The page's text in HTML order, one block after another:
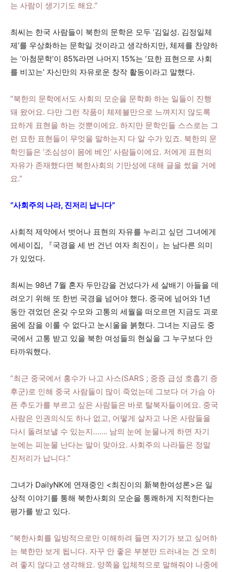
는 사람이 생기기도 해요.”
최씨는 한국 사람들이 북한의 문학은 모두 ‘김일성․ 김정일체
제’를 우상화하는 문학일 것이라고 생각하지만, 체제를 찬양하
는 ‘아첨문학’이 85%라면 나머지 15%는 ‘묘한 표현으로 사회
를 비꼬는’ 자신만의 자유로운 창작 활동이라고 말했다.
“북한의 문학에서도 사회의 모순을 문학화 하는 일들이 진행
돼 왔어요. 다만 그런 작품이 체제불만으로 느껴지지 않도록
묘하게 표현을 하는 것뿐이에요. 하지만 문학인들 스스로는 그
런 묘한 표현들이 무엇을 말하는지 다 알 수가 있죠. 북한의 문
학인들은 ‘조심성이 몸에 베인’ 사람들이에요. 저에게 표현의
자유가 존재했다면 북한사회의 기만성에 대해 글을 썼을 거에
요.”
“사회주의 나라, 진저리 납니다”
사회적 제약에서 벗어나 표현의 자유를 누리고 싶던 그녀에게
에세이집, 『국경을 세 번 건넌 여자 최진이』는 남다른 의미
가 있었다.
최씨는 98년 7월 혼자 두만강을 건넜다가 세 살배기 아들을 데
려오기 위해 또 한번 국경을 넘어야 했다. 중국에 넘어와 1년
동안 겪었던 온갖 수모와 고통의 세월을 떠오르면 지금도 괴로
움에 잠을 이룰 수 없다고 눈시울을 붉혔다. 그녀는 지금도 중
국에서 고통 받고 있을 북한 여성들의 현실을 그 누구보다 안
타까워했다.
“최근 중국에서 홍수가 나고 사스(SARS ; 중증 급성 호흡기 증
후군)로 인해 중국 사람들이 많이 죽었는데 그보다 더 가슴 아
픈 추도가를 부르고 싶은 사람들은 바로 탈북자들이에요. 중국
사람은 인권의식도 하나 없고, 어떻게 살자고 나온 사람들을
다시 돌려보낼 수 있는지……. 남의 눈에 눈물나게 하면 자기
눈에는 피눈물 난다는 말이 맞아요. 사회주의 나라들은 정말
진저리가 납니다.”
그녀가 DailyNK에 연재중인 <최진이의 新북한여성론>은 일
상적 이야기를 통해 북한사회의 모순을 통쾌하게 지적한다는
평가를 받고 있다.
“북한사회를 일방적으로만 이해하려 들면 자기가 보고 싶어하
는 북한만 보게 됩니다. 자꾸 안 좋은 부분만 드러내는 건 오히
려 좋지 않다고 생각해요. 양쪽을 입체적으로 말해줘야 나중에